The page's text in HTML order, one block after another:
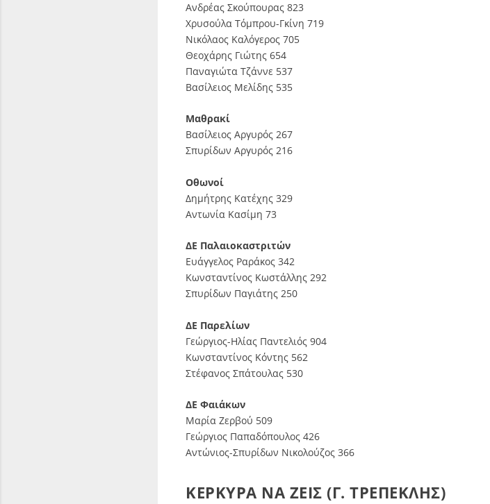
Ανδρέας Σκούπουρας 823
Χρυσούλα Τόμπρου-Γκίνη 719
Νικόλαος Καλόγερος 705
Θεοχάρης Γιώτης 654
Παναγιώτα Τζάννε 537
Βασίλειος Μελίδης 535
Μαθρακί
Βασίλειος Αργυρός 267
Σπυρίδων Αργυρός 216
Οθωνοί
Δημήτρης Κατέχης 329
Αντωνία Κασίμη 73
ΔΕ Παλαιοκαστριτών
Ευάγγελος Ραράκος 342
Κωνσταντίνος Κωστάλλης 292
Σπυρίδων Παγιάτης 250
ΔΕ Παρελίων
Γεώργιος-Ηλίας Παντελιός 904
Κωνσταντίνος Κόντης 562
Στέφανος Σπάτουλας 530
ΔΕ Φαιάκων
Μαρία Ζερβού 509
Γεώργιος Παπαδόπουλος 426
Αντώνιος-Σπυρίδων Νικολούζος 366
ΚΕΡΚΥΡΑ ΝΑ ΖΕΙΣ (Γ. ΤΡΕΠΕΚΛΗΣ)